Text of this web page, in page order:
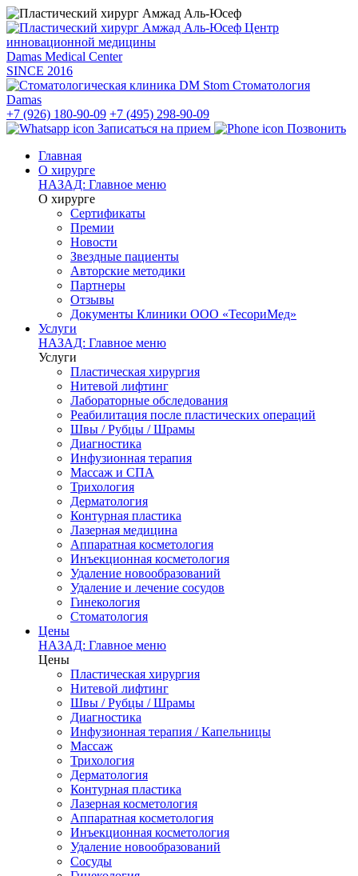
Центр
инновационной медицины
Damas Medical Center
SINCE 2016
Стоматология
Damas
+7 (926) 180-90-09 +7 (495) 298-90-09
Записаться на прием
Позвонить
Главная
О хирурге
НАЗАД: Главное меню
О хирурге
Сертификаты
Премии
Новости
Звездные пациенты
Авторские методики
Партнеры
Отзывы
Документы Клиники ООО «ТесориМед»
Услуги
НАЗАД: Главное меню
Услуги
Пластическая хирургия
Нитевой лифтинг
Лабораторные обследования
Реабилитация после пластических операций
Швы / Рубцы / Шрамы
Диагностика
Инфузионная терапия
Массаж и СПА
Трихология
Дерматология
Контурная пластика
Лазерная медицина
Аппаратная косметология
Инъекционная косметология
Удаление новообразований
Удаление и лечение сосудов
Гинекология
Стоматология
Цены
НАЗАД: Главное меню
Цены
Пластическая хирургия
Нитевой лифтинг
Швы / Рубцы / Шрамы
Диагностика
Инфузионная терапия / Капельницы
Массаж
Трихология
Дерматология
Контурная пластика
Лазерная косметология
Аппаратная косметология
Инъекционная косметология
Удаление новообразований
Сосуды